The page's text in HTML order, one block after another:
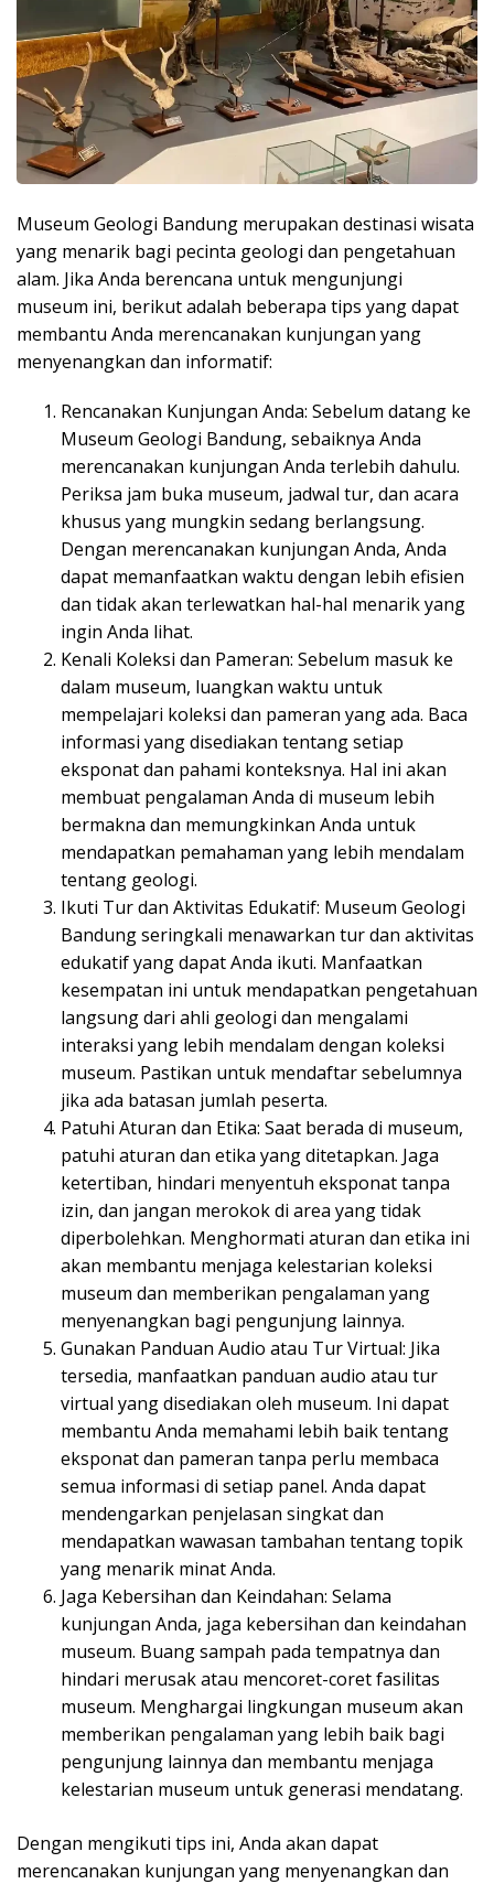
Museum Geologi Bandung merupakan destinasi wisata
yang menarik bagi pecinta geologi dan pengetahuan
alam. Jika Anda berencana untuk mengunjungi
museum ini, berikut adalah beberapa tips yang dapat
membantu Anda merencanakan kunjungan yang
menyenangkan dan informatif:
Rencanakan Kunjungan Anda: Sebelum datang ke
Museum Geologi Bandung, sebaiknya Anda
merencanakan kunjungan Anda terlebih dahulu.
Periksa jam buka museum, jadwal tur, dan acara
khusus yang mungkin sedang berlangsung.
Dengan merencanakan kunjungan Anda, Anda
dapat memanfaatkan waktu dengan lebih efisien
dan tidak akan terlewatkan hal-hal menarik yang
ingin Anda lihat.
Kenali Koleksi dan Pameran: Sebelum masuk ke
dalam museum, luangkan waktu untuk
mempelajari koleksi dan pameran yang ada. Baca
informasi yang disediakan tentang setiap
eksponat dan pahami konteksnya. Hal ini akan
membuat pengalaman Anda di museum lebih
bermakna dan memungkinkan Anda untuk
mendapatkan pemahaman yang lebih mendalam
tentang geologi.
Ikuti Tur dan Aktivitas Edukatif: Museum Geologi
Bandung seringkali menawarkan tur dan aktivitas
edukatif yang dapat Anda ikuti. Manfaatkan
kesempatan ini untuk mendapatkan pengetahuan
langsung dari ahli geologi dan mengalami
interaksi yang lebih mendalam dengan koleksi
museum. Pastikan untuk mendaftar sebelumnya
jika ada batasan jumlah peserta.
Patuhi Aturan dan Etika: Saat berada di museum,
patuhi aturan dan etika yang ditetapkan. Jaga
ketertiban, hindari menyentuh eksponat tanpa
izin, dan jangan merokok di area yang tidak
diperbolehkan. Menghormati aturan dan etika ini
akan membantu menjaga kelestarian koleksi
museum dan memberikan pengalaman yang
menyenangkan bagi pengunjung lainnya.
Gunakan Panduan Audio atau Tur Virtual: Jika
tersedia, manfaatkan panduan audio atau tur
virtual yang disediakan oleh museum. Ini dapat
membantu Anda memahami lebih baik tentang
eksponat dan pameran tanpa perlu membaca
semua informasi di setiap panel. Anda dapat
mendengarkan penjelasan singkat dan
mendapatkan wawasan tambahan tentang topik
yang menarik minat Anda.
Jaga Kebersihan dan Keindahan: Selama
kunjungan Anda, jaga kebersihan dan keindahan
museum. Buang sampah pada tempatnya dan
hindari merusak atau mencoret-coret fasilitas
museum. Menghargai lingkungan museum akan
memberikan pengalaman yang lebih baik bagi
pengunjung lainnya dan membantu menjaga
kelestarian museum untuk generasi mendatang.
Dengan mengikuti tips ini, Anda akan dapat
merencanakan kunjungan yang menyenangkan dan